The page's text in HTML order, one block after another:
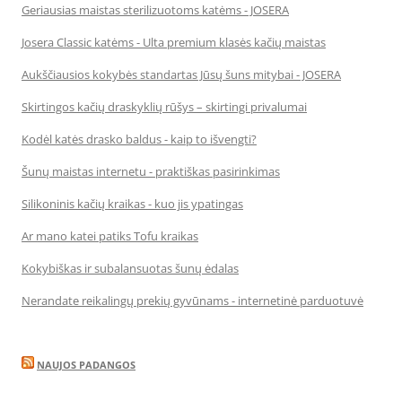
Geriausias maistas sterilizuotoms katėms - JOSERA
Josera Classic katėms - Ulta premium klasės kačių maistas
Aukščiausios kokybės standartas Jūsų šuns mitybai - JOSERA
Skirtingos kačių draskyklių rūšys – skirtingi privalumai
Kodėl katės drasko baldus - kaip to išvengti?
Šunų maistas internetu - praktiškas pasirinkimas
Silikoninis kačių kraikas - kuo jis ypatingas
Ar mano katei patiks Tofu kraikas
Kokybiškas ir subalansuotas šunų ėdalas
Nerandate reikalingų prekių gyvūnams - internetinė parduotuvė
NAUJOS PADANGOS